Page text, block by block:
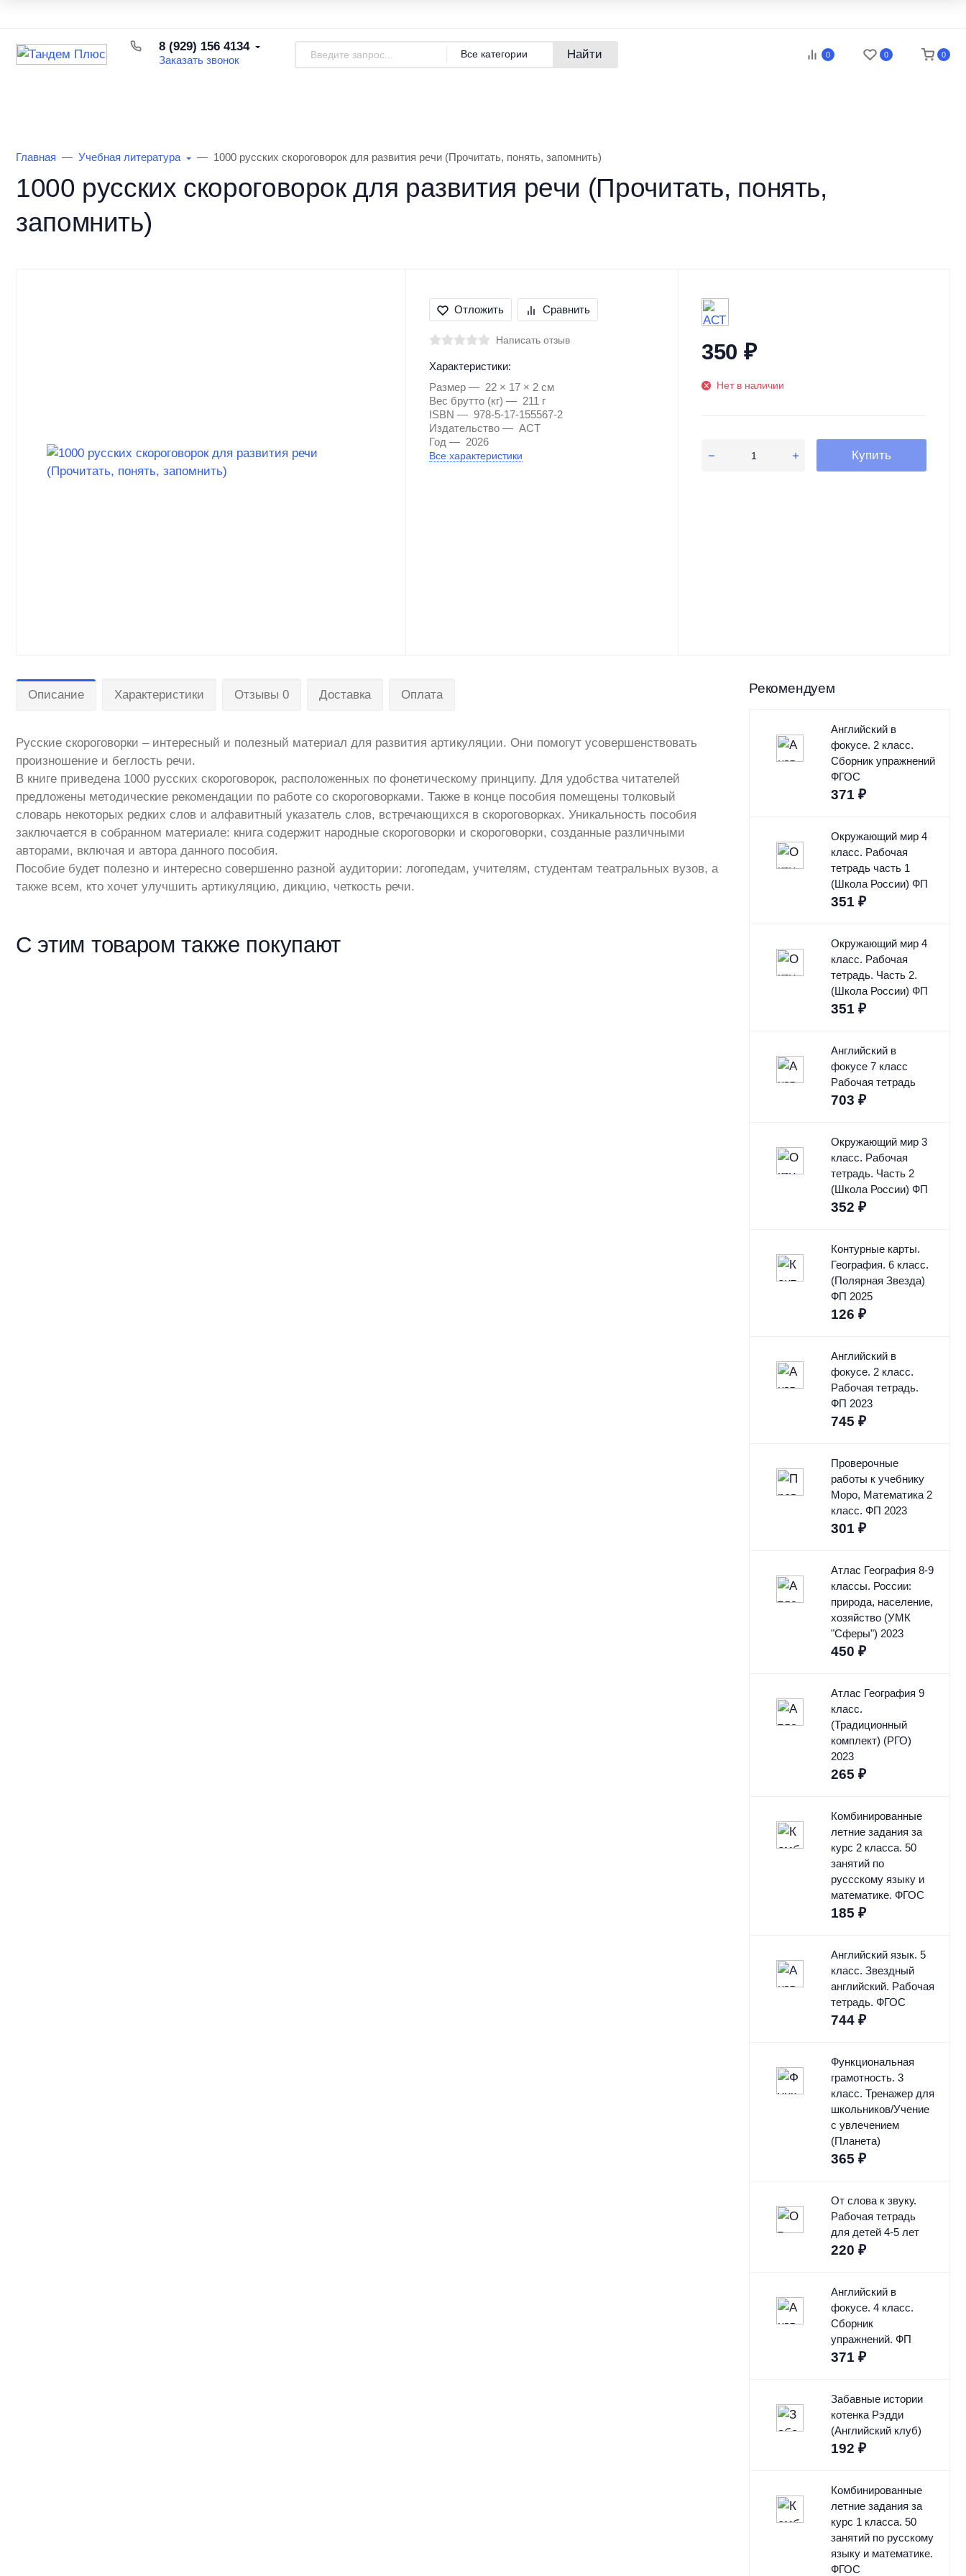
8 (929) 156 4134
Заказать звонок Все категории Найти 0 0 0
Главная Учебная литература 1000 русских скороговорок для развития речи (Прочитать, понять, запомнить)
1000 русских скороговорок для развития речи (Прочитать, понять,
запомнить)
Отложить Сравнить
Написать отзыв
Характеристики:
Размер
22 × 17 × 2 см
Вес брутто (кг)
211 г
ISBN
978-5-17-155567-2
Издательство
АСТ
Год
2026
Все характеристики
350 ₽
Нет в наличии
Купить
Описание Характеристики Отзывы 0 Доставка Оплата
Русские скороговорки – интересный и полезный материал для развития артикуляции. Они помогут усовершенствовать
произношение и беглость речи.
В книге приведена 1000 русских скороговорок, расположенных по фонетическому принципу. Для удобства читателей
предложены методические рекомендации по работе со скороговорками. Также в конце пособия помещены толковый
словарь некоторых редких слов и алфавитный указатель слов, встречающихся в скороговорках. Уникальность пособия
заключается в собранном материале: книга содержит народные скороговорки и скороговорки, созданные различными
авторами, включая и автора данного пособия.
Пособие будет полезно и интересно совершенно разной аудитории: логопедам, учителям, студентам театральных вузов, а
также всем, кто хочет улучшить артикуляцию, дикцию, четкость речи.
С этим товаром также покупают
Рекомендуем
Английский в
фокусе. 2 класс.
Сборник упражнений
ФГОС
371 ₽
Окружающий мир 4
класс. Рабочая
тетрадь часть 1
(Школа России) ФП
351 ₽
Окружающий мир 4
класс. Рабочая
тетрадь. Часть 2.
(Школа России) ФП
351 ₽
Английский в
фокусе 7 класс
Рабочая тетрадь
703 ₽
Окружающий мир 3
класс. Рабочая
тетрадь. Часть 2
(Школа России) ФП
352 ₽
Контурные карты.
География. 6 класс.
(Полярная Звезда)
ФП 2025
126 ₽
Английский в
фокусе. 2 класс.
Рабочая тетрадь.
ФП 2023
745 ₽
Проверочные
работы к учебнику
Моро, Математика 2
класс. ФП 2023
301 ₽
Атлас География 8-9
классы. России:
природа, население,
хозяйство (УМК
"Сферы") 2023
450 ₽
Атлас География 9
класс.
(Традиционный
комплект) (РГО)
2023
265 ₽
Комбинированные
летние задания за
курс 2 класса. 50
занятий по
руссскому языку и
математике. ФГОС
185 ₽
Английский язык. 5
класс. Звездный
английский. Рабочая
тетрадь. ФГОС
744 ₽
Функциональная
грамотность. 3
класс. Тренажер для
школьников/Учение
с увлечением
(Планета)
365 ₽
От слова к звуку.
Рабочая тетрадь
для детей 4-5 лет
220 ₽
Английский в
фокусе. 4 класс.
Сборник
упражнений. ФП
371 ₽
Забавные истории
котенка Рэдди
(Английский клуб)
192 ₽
Комбинированные
летние задания за
курс 1 класса. 50
занятий по русскому
языку и математике.
ФГОС